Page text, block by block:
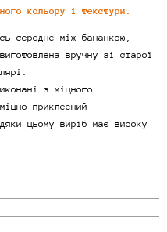
кольору і текстури.
середнє між бананкою,
вручну зі старої
з міцного
приклеєний
цьому виріб має високу